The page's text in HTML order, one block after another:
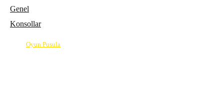
Genel
Konsollar
Oyun Pusula